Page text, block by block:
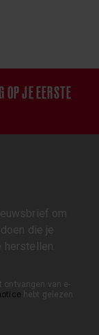
OP JE EERSTE
om
die je
herstellen.
ontvangen van e-
hebt gelezen.